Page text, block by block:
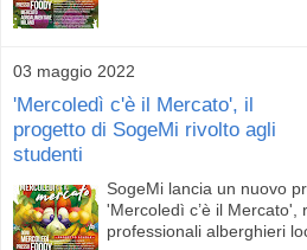
03 maggio 2022
'Mercoledì c'è il Mercato', il
progetto di SogeMi rivolto agli
studenti
SogeMi lancia un nuovo
'Mercoledì c’è il Mercato',
professionali alberghieri